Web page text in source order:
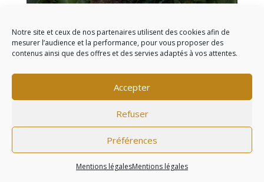
Notre site et ceux de nos partenaires utilisent des cookies afin de
mesurer l’audience et la performance, pour vous proposer des
contenus ainsi que des offres et des servies adaptés à vos attentes.
Accepter
Refuser
Préférences
Mentions légalesMentions légales
consommer avec modération - ©2020